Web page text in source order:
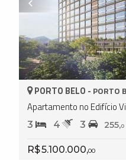
PORTO BELO - PORTO
Apartamento no Edifício
3 4 3 255,0
R$ 5.100.000,00